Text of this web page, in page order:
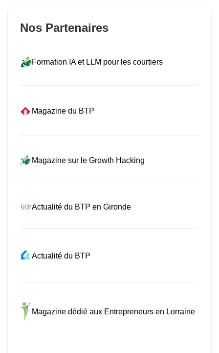
Nos Partenaires
Formation IA et LLM pour les courtiers
Magazine du BTP
Magazine sur le Growth Hacking
Actualité du BTP en Gironde
Actualité du BTP
Magazine dédié aux Entrepreneurs en Lorraine